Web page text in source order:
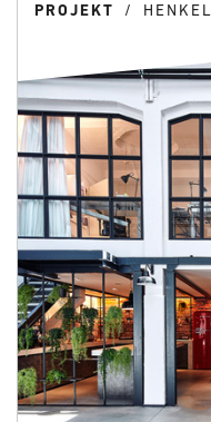
PROJEKT HENKEL